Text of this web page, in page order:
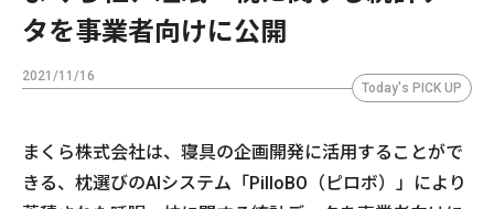
タを事業者向けに公開
2021/11/16
Today's PICK UP
まくら株式会社は、寝具の企画開発に活用することがで
きる、枕選びのAIシステム「PilloBO（ピロボ）」により